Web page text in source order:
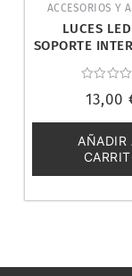
ACCESORIOS Y
LUCES
SOPORTE
con
de
5
13,00
AÑADIR